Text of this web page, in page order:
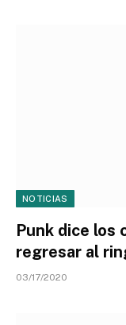
NOTICIAS
Punk dice los
regresar al
03/17/2020